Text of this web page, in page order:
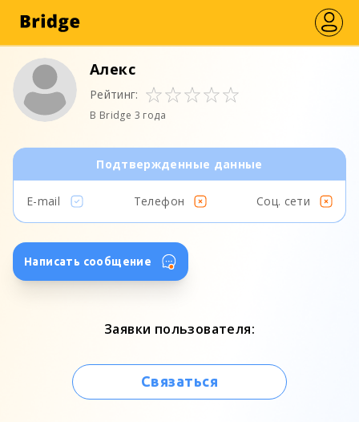
Алекс
Рейтинг:
В Bridge 3 года
Подтвержденные данные
E-mail Телефон Соц. сети
Написать сообщение
Заявки пользователя:
Связаться